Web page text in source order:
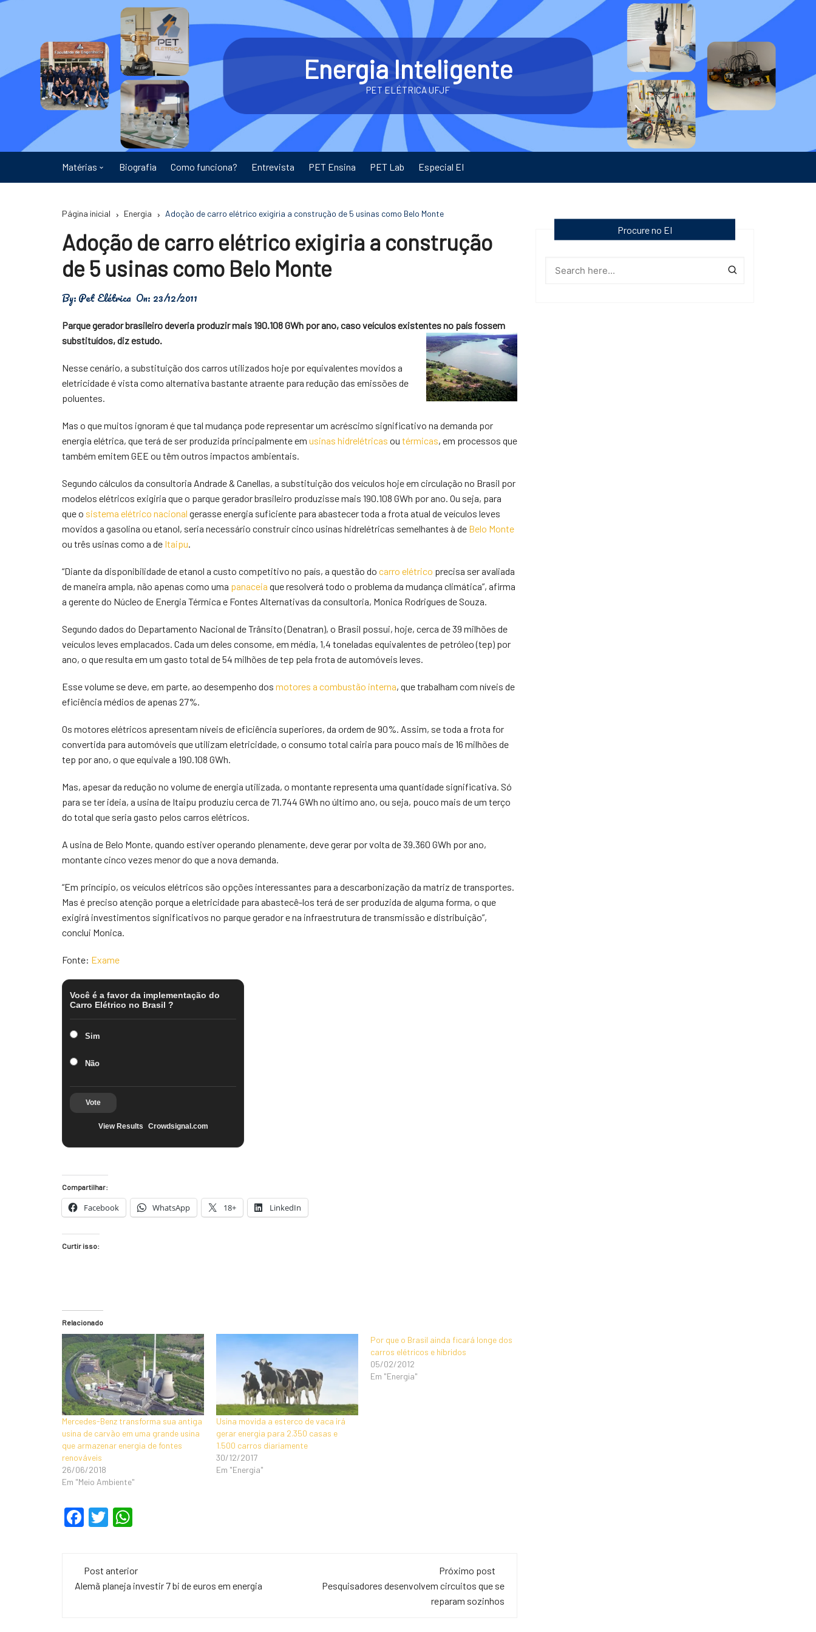
Ir
Energia Inteligente
PET ELÉTRICA UFJF
Matérias
Energia
Física
Meio Ambiente
Saúde
Tecnologia
Biografia Como funciona? Entrevista PET Ensina PET Lab Especial EI
Página inicial Energia Adoção de carro elétrico exigiria a construção de 5 usinas como Belo Monte
Adoção de carro elétrico exigiria a construção
de 5 usinas como Belo Monte
By:Pet Elétrica On: 23/12/2011
Parque gerador brasileiro deveria produzir mais 190.108 GWh por ano, caso veículos existentes no país fossem
substituídos, diz estudo.
Nesse cenário, a substituição dos carros utilizados hoje por equivalentes movidos a
eletricidade é vista como alternativa bastante atraente para redução das emissões de
poluentes.
Mas o que muitos ignoram é que tal mudança pode representar um acréscimo significativo na demanda por
energia elétrica, que terá de ser produzida principalmente em usinas hidrelétricas ou térmicas, em processos que
também emitem GEE ou têm outros impactos ambientais.
Segundo cálculos da consultoria Andrade & Canellas, a substituição dos veículos hoje em circulação no Brasil por
modelos elétricos exigiria que o parque gerador brasileiro produzisse mais 190.108 GWh por ano. Ou seja, para
que o sistema elétrico nacional gerasse energia suficiente para abastecer toda a frota atual de veículos leves
movidos a gasolina ou etanol, seria necessário construir cinco usinas hidrelétricas semelhantes à de Belo Monte
ou três usinas como a de Itaipu.
“Diante da disponibilidade de etanol a custo competitivo no país, a questão do carro elétrico precisa ser avaliada
de maneira ampla, não apenas como uma panaceia que resolverá todo o problema da mudança climática”, afirma
a gerente do Núcleo de Energia Térmica e Fontes Alternativas da consultoria, Monica Rodrigues de Souza.
Segundo dados do Departamento Nacional de Trânsito (Denatran), o Brasil possui, hoje, cerca de 39 milhões de
veículos leves emplacados. Cada um deles consome, em média, 1,4 toneladas equivalentes de petróleo (tep) por
ano, o que resulta em um gasto total de 54 milhões de tep pela frota de automóveis leves.
Esse volume se deve, em parte, ao desempenho dos motores a combustão interna, que trabalham com níveis de
eficiência médios de apenas 27%.
Os motores elétricos apresentam níveis de eficiência superiores, da ordem de 90%. Assim, se toda a frota for
convertida para automóveis que utilizam eletricidade, o consumo total cairia para pouco mais de 16 milhões de
tep por ano, o que equivale a 190.108 GWh.
Mas, apesar da redução no volume de energia utilizada, o montante representa uma quantidade significativa. Só
para se ter ideia, a usina de Itaipu produziu cerca de 71.744 GWh no último ano, ou seja, pouco mais de um terço
do total que seria gasto pelos carros elétricos.
A usina de Belo Monte, quando estiver operando plenamente, deve gerar por volta de 39.360 GWh por ano,
montante cinco vezes menor do que a nova demanda.
“Em princípio, os veículos elétricos são opções interessantes para a descarbonização da matriz de transportes.
Mas é preciso atenção porque a eletricidade para abastecê-los terá de ser produzida de alguma forma, o que
exigirá investimentos significativos no parque gerador e na infraestrutura de transmissão e distribuição”,
conclui Monica.
Fonte: Exame
Você é a favor da implementação do
Carro Elétrico no Brasil ?
Sim
Não
Vote
View Results Crowdsignal.com
Compartilhar:
Facebook WhatsApp 18+ LinkedIn
Curtir isso:
Relacionado
Mercedes-Benz transforma sua antiga
usina de carvão em uma grande usina
que armazenar energia de fontes
renováveis
26/06/2018
Em "Meio Ambiente"
Usina movida a esterco de vaca irá
gerar energia para 2.350 casas e
1.500 carros diariamente
30/12/2017
Em "Energia"
Por que o Brasil ainda ficará longe dos
carros elétricos e híbridos
05/02/2012
Em "Energia"
F
e
b
T
er s
A
Navegação
de
Post anterior
Alemã planeja investir 7 bi de euros em energia
Próximo post
Pesquisadores desenvolvem circuitos que se
reparam sozinhos
Procure no EI